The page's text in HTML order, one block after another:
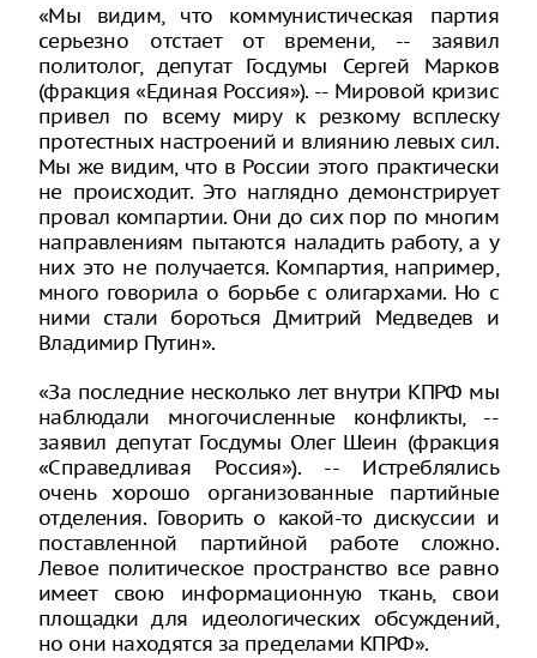
«Мы видим, что коммунистическая партия
серьезно отстает от времени, -- заявил
политолог, депутат Госдумы Сергей Марков
(фракция «Единая Россия»). -- Мировой кризис
привел по всему миру к резкому всплеску
протестных настроений и влиянию левых сил.
Мы же видим, что в России этого практически
не происходит. Это наглядно демонстрирует
провал компартии. Они до сих пор по многим
направлениям пытаются наладить работу, а у
них это не получается. Компартия, например,
много говорила о борьбе с олигархами. Но с
ними стали бороться Дмитрий Медведев и
Владимир Путин».
«За последние несколько лет внутри КПРФ мы
наблюдали многочисленные конфликты, --
заявил депутат Госдумы Олег Шеин (фракция
«Справедливая Россия»). -- Истреблялись
очень хорошо организованные партийные
отделения. Говорить о какой-то дискуссии и
поставленной партийной работе сложно.
Левое политическое пространство все равно
имеет свою информационную ткань, свои
площадки для идеологических обсуждений,
но они находятся за пределами КПРФ».